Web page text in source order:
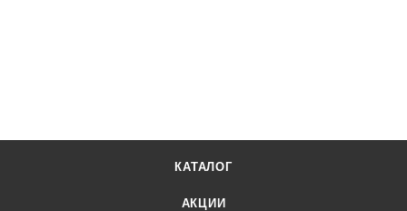
КАТАЛОГ
АКЦИИ